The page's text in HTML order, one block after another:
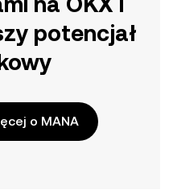
potencjał
o MANA